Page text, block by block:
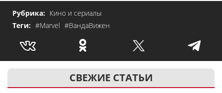
Рубрика: Кино и сериалы
Теги: #Marvel #ВандаВижен
СВЕЖИЕ СТАТЬИ